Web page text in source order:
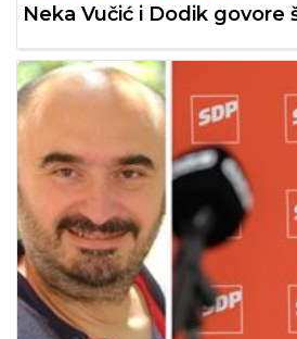
Neka Vučić i Dodik govore